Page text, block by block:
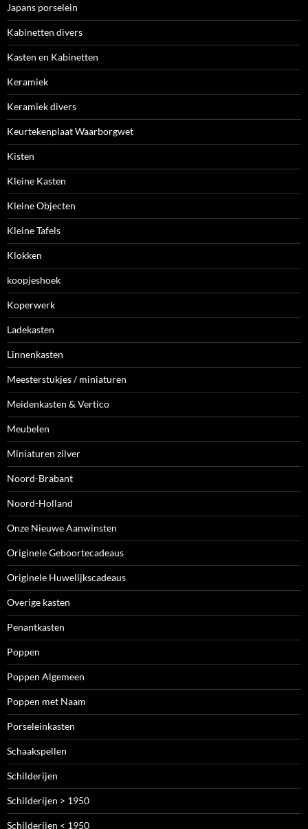
Japans porselein
Kabinetten divers
Kasten en Kabinetten
Keramiek
Keramiek divers
Keurtekenplaat Waarborgwet
Kisten
Kleine Kasten
Kleine Objecten
Kleine Tafels
Klokken
koopjeshoek
Koperwerk
Ladekasten
Linnenkasten
Meesterstukjes / miniaturen
Meidenkasten & Vertico
Meubelen
Miniaturen zilver
Noord-Brabant
Noord-Holland
Onze Nieuwe Aanwinsten
Originele Geboortecadeaus
Originele Huwelijkscadeaus
Overige kasten
Penantkasten
Poppen
Poppen Algemeen
Poppen met Naam
Porseleinkasten
Schaakspellen
Schilderijen
Schilderijen > 1950
Schilderijen < 1950